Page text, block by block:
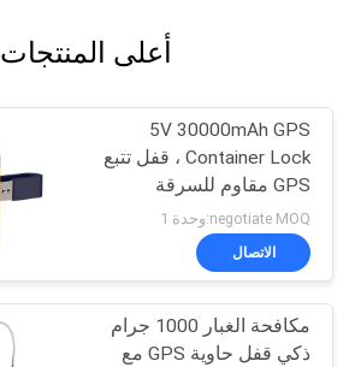
أعلى المنتجات
5V 30000mAh GPS
Container Lock ، قفل تتبع
GPS مقاوم للسرقة
negotiate MOQ:وحدة 1
الاتصال
مكافحة الغبار 1000 جرام
ذكي قفل حاوية GPS مع